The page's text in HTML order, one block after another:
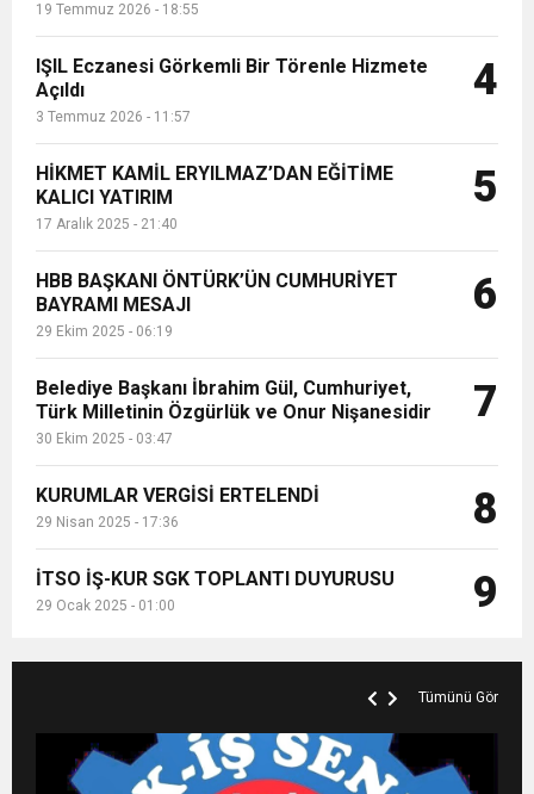
19 Temmuz 2026 - 18:55
IŞIL Eczanesi Görkemli Bir Törenle Hizmete
Açıldı
3 Temmuz 2026 - 11:57
4
HİKMET KAMİL ERYILMAZ’DAN EĞİTİME
KALICI YATIRIM
17 Aralık 2025 - 21:40
5
HBB BAŞKANI ÖNTÜRK’ÜN CUMHURİYET
BAYRAMI MESAJI
29 Ekim 2025 - 06:19
6
Belediye Başkanı İbrahim Gül, Cumhuriyet,
Türk Milletinin Özgürlük ve Onur Nişanesidir
30 Ekim 2025 - 03:47
7
KURUMLAR VERGİSİ ERTELENDİ
29 Nisan 2025 - 17:36 8
İTSO İŞ-KUR SGK TOPLANTI DUYURUSU
29 Ocak 2025 - 01:00 9
Tümünü Gör